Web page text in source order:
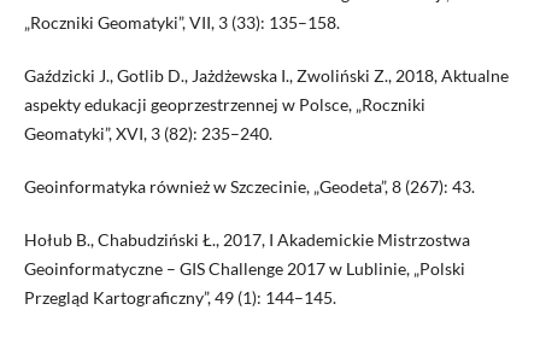
„Roczniki Geomatyki”, VII, 3 (33): 135–158.
Gaździcki J., Gotlib D., Jażdżewska I., Zwoliński Z., 2018, Aktualne
aspekty edukacji geoprzestrzennej w Polsce, „Roczniki
Geomatyki”, XVI, 3 (82): 235–240.
Geoinformatyka również w Szczecinie, „Geodeta”, 8 (267): 43.
Hołub B., Chabudziński Ł., 2017, I Akademickie Mistrzostwa
Geoinformatyczne – GIS Challenge 2017 w Lublinie, „Polski
Przegląd Kartograficzny”, 49 (1): 144–145.